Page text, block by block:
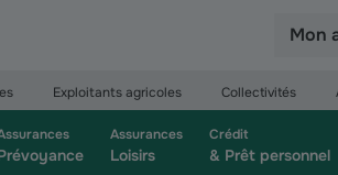
Mon
Exploitants agricoles Collectivités
Assurances
Loisirs
Crédit
& Prêt personnel